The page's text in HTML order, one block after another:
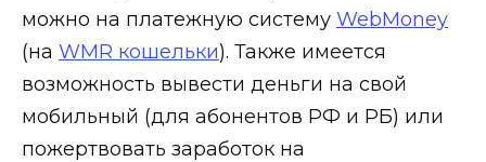
можно на платежную систему WebMoney
(на WMR кошельки). Также имеется
возможность вывести деньги на свой
мобильный (для абонентов РФ и РБ) или
пожертвовать заработок на